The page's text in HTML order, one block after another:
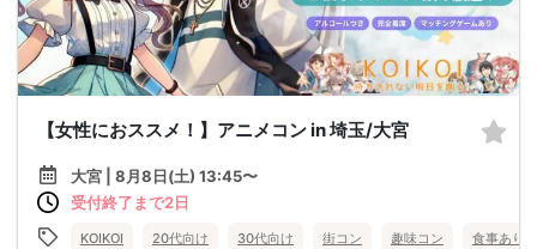
【女性におススメ！】アニメコン in 埼玉/大宮
大宮 | 8月8日(土) 13:45〜
受付終了まで2日
KOIKOI 20代向け 30代向け 街コン 趣味コン 食事あり